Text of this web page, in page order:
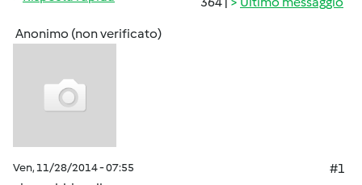
Anonimo (non verificato)
Ven, 11/28/2014 - 07:55
#1